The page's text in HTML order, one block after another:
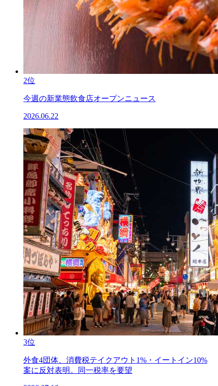
2位
今週の新業態飲食店オープンニュース
2026.06.22
3位
外食4団体、消費税テイクアウト1%・イートイン10%
案に反対表明。同一税率を要望